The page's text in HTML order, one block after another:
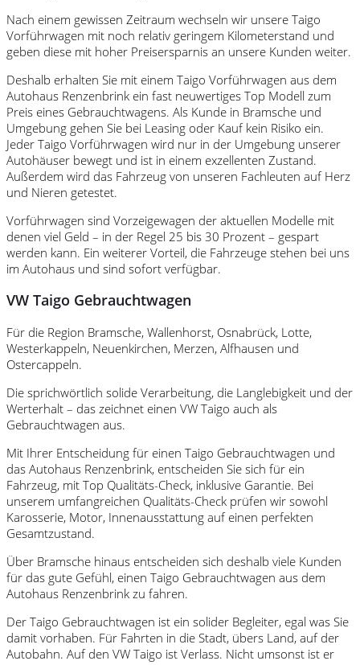
Nach einem gewissen Zeitraum wechseln wir unsere Taigo
Vorführwagen mit noch relativ geringem Kilometerstand und
geben diese mit hoher Preisersparnis an unsere Kunden weiter.
Deshalb erhalten Sie mit einem Taigo Vorführwagen aus dem
Autohaus Renzenbrink ein fast neuwertiges Top Modell zum
Preis eines Gebrauchtwagens. Als Kunde in Bramsche und
Umgebung gehen Sie bei Leasing oder Kauf kein Risiko ein.
Jeder Taigo Vorführwagen wird nur in der Umgebung unserer
Autohäuser bewegt und ist in einem exzellenten Zustand.
Außerdem wird das Fahrzeug von unseren Fachleuten auf Herz
und Nieren getestet.
Vorführwagen sind Vorzeigewagen der aktuellen Modelle mit
denen viel Geld – in der Regel 25 bis 30 Prozent – gespart
werden kann. Ein weiterer Vorteil, die Fahrzeuge stehen bei uns
im Autohaus und sind sofort verfügbar.
VW Taigo Gebrauchtwagen
Für die Region Bramsche, Wallenhorst, Osnabrück, Lotte,
Westerkappeln, Neuenkirchen, Merzen, Alfhausen und
Ostercappeln.
Die sprichwörtlich solide Verarbeitung, die Langlebigkeit und der
Werterhalt – das zeichnet einen VW Taigo auch als
Gebrauchtwagen aus.
Mit Ihrer Entscheidung für einen Taigo Gebrauchtwagen und
das Autohaus Renzenbrink, entscheiden Sie sich für ein
Fahrzeug, mit Top Qualitäts-Check, inklusive Garantie. Bei
unserem umfangreichen Qualitäts-Check prüfen wir sowohl
Karosserie, Motor, Innenausstattung auf einen perfekten
Gesamtzustand.
Über Bramsche hinaus entscheiden sich deshalb viele Kunden
für das gute Gefühl, einen Taigo Gebrauchtwagen aus dem
Autohaus Renzenbrink zu fahren.
Der Taigo Gebrauchtwagen ist ein solider Begleiter, egal was Sie
damit vorhaben. Für Fahrten in die Stadt, übers Land, auf der
Autobahn. Auf den VW Taigo ist Verlass. Nicht umsonst ist er